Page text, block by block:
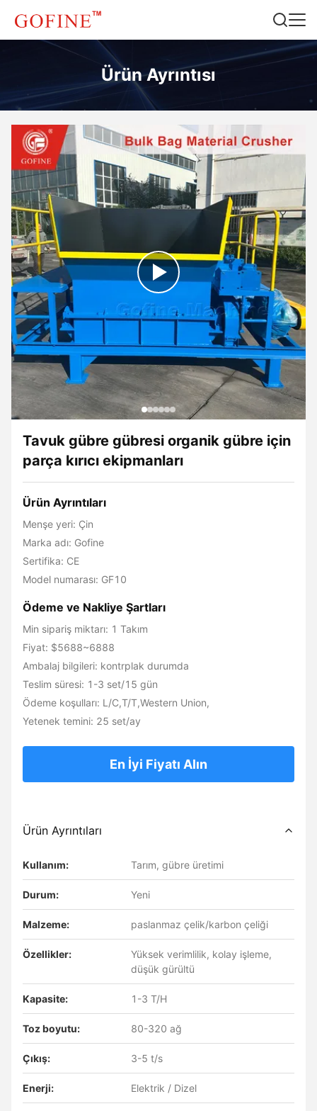
Ürün Ayrıntısı
Tavuk gübre gübresi organik gübre için
parça kırıcı ekipmanları
Ürün Ayrıntıları
Menşe yeri: Çin
Marka adı: Gofine
Sertifika: CE
Model numarası: GF10
Ödeme ve Nakliye Şartları
Min sipariş miktarı: 1 Takım
Fiyat: $5688~6888
Ambalaj bilgileri: kontrplak durumda
Teslim süresi: 1-3 set/15 gün
Ödeme koşulları: L/C,T/T,Western Union,
Yetenek temini: 25 set/ay
En İyi Fiyatı Alın
Ürün Ayrıntıları
Kullanım: Tarım, gübre üretimi
Durum: Yeni
Malzeme: paslanmaz çelik/karbon çeliği
Özellikler:
Yüksek verimlilik, kolay işleme,
düşük gürültü
Kapasite: 1-3 T/H
Toz boyutu: 80-320 ağ
Çıkış: 3-5 t/s
Enerji: Elektrik / Dizel